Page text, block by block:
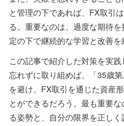
と管理の下であれば、FX取引
る。重要なのは、過度な期待
定の下で継続的な学習と改善を
この記事で紹介した対策を実
忘れずに取り組めば、「35歳
を避け、FX取引を通じた資産
とができるだろう。最も重要
る姿勢と、自分の限界を正しく